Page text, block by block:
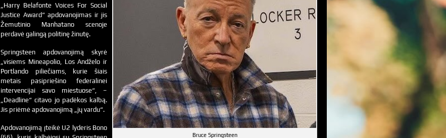
Bruce Springsteen
„Harry Belafonte Voices For Social
Justice Award“ apdovanojimas ir jis
Žemutinio Manhatano scenoje
perdavė galingą politinę žinutę.
Springsteen apdovanojimą skyrė
„visiems Mineapolio, Los Andželo ir
Portlando piliečiams, kurie šiais
metais pasipriešino federalinei
intervencijai savo miestuose“, –
„Deadline“ citavo jo padėkos kalbą.
Jis priėmė apdovanojimą „jų vardu“.
Apdovanojimą įteikė U2 lyderis Bono